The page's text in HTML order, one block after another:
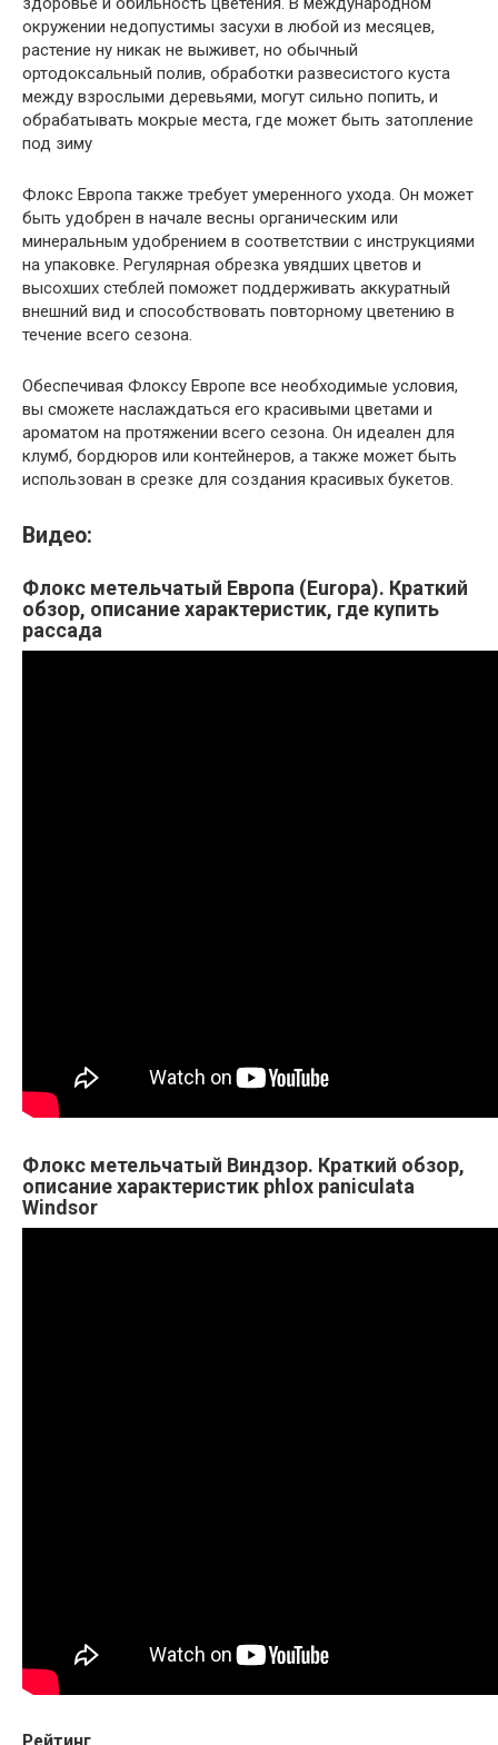
окружении недопустимы засухи в любой из месяцев,
растение ну никак не выживет, но обычный
ортодоксальный полив, обработки развесистого куста
между взрослыми деревьями, могут сильно попить, и
обрабатывать мокрые места, где может быть затопление
под зиму
Флокс Европа также требует умеренного ухода. Он может
быть удобрен в начале весны органическим или
минеральным удобрением в соответствии с инструкциями
на упаковке. Регулярная обрезка увядших цветов и
высохших стеблей поможет поддерживать аккуратный
внешний вид и способствовать повторному цветению в
течение всего сезона.
Обеспечивая Флоксу Европе все необходимые условия,
вы сможете наслаждаться его красивыми цветами и
ароматом на протяжении всего сезона. Он идеален для
клумб, бордюров или контейнеров, а также может быть
использован в срезке для создания красивых букетов.
Видео:
Флокс метельчатый Европа (Europa). Краткий
обзор, описание характеристик, где купить
рассада
Флокс метельчатый Виндзор. Краткий обзор,
описание характеристик phlox paniculata
Windsor